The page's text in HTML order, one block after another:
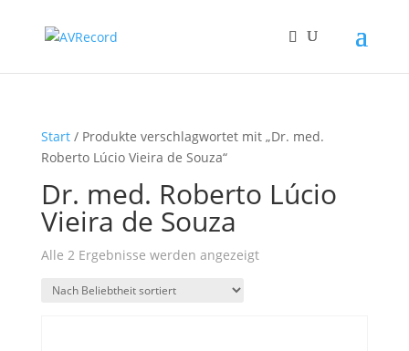
Start/ Produkte verschlagwortet mit „Dr. med.
Roberto Lúcio Vieira de Souza“
Dr. med. Roberto Lúcio
Vieira de Souza
Alle 2 Ergebnisse werden angezeigtNach